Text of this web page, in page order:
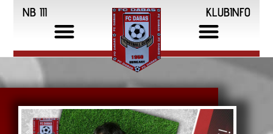
NB III KLUBINFO